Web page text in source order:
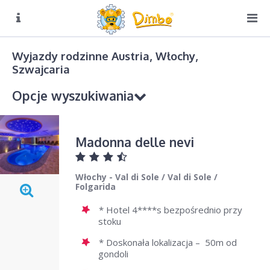
Biuro czynne:Pn-Pt: 8:00 – 16:00
DIMBO W ALPACH
DIMBO W POLSCE
LATO
GALERIA
KONTAKT
Wyjazdy rodzinne Austria, Włochy,
Szwajcaria
Opcje wyszukiwania
Kierunek podróży
Wybierz
Sierpień
Madonna delle nevi
Włochy - Val di Sole / Val di Sole /
Folgarida
* Hotel 4****s bezpośrednio przy
stoku
* Doskonała lokalizacja – 50m od
gondoli